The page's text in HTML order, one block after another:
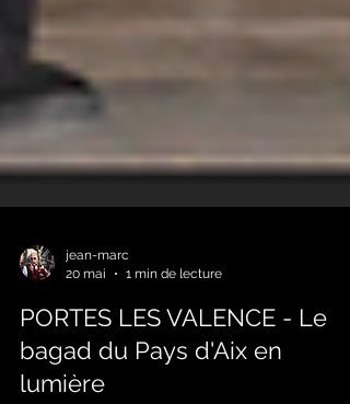
jean-marc
20 mai
1 min de lecture